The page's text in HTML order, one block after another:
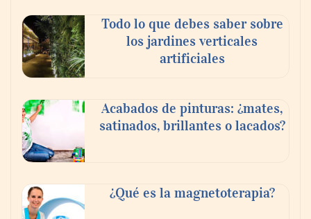
buscan proyectar talento mexicano y
fortalecer el turismo médico
Todo lo que debes saber sobre
los jardines verticales
artificiales
Acabados de pinturas: ¿mates,
satinados, brillantes o lacados?
¿Qué es la magnetoterapia?